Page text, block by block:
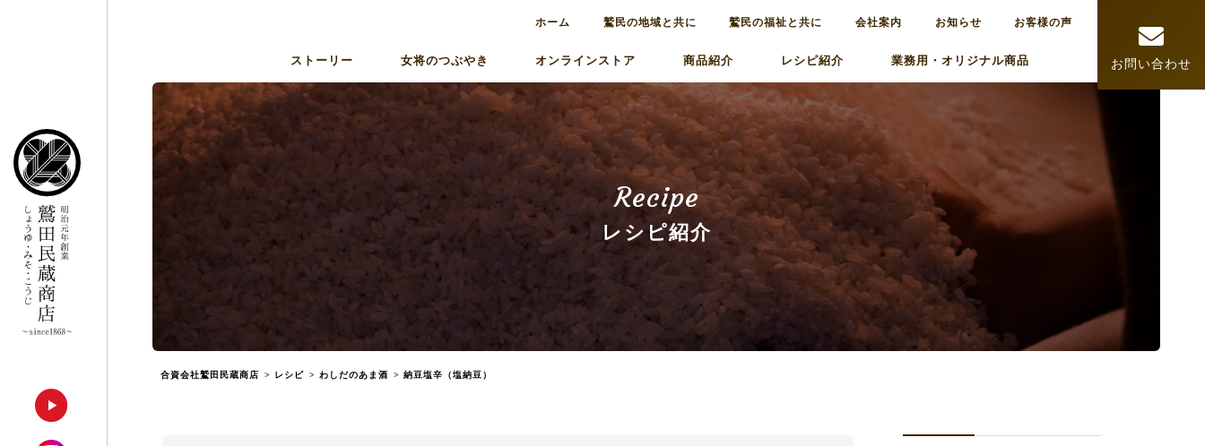
ホーム 鷲民の地域と共に 鷲民の福祉と共に 会社案内 お知らせ お客様の声
ストーリー 女将のつぶやき オンラインストア 商品紹介 レシピ紹介 業務用・オリジナル商品 お問い合わせ
Recipe
レシピ紹介
合資会社鷲田民蔵商店 > レシピ > わしだのあま酒 > 納豆塩辛（塩納豆）